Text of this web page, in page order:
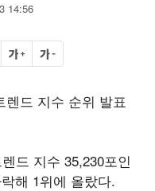
14:56
기
사
글자 크게글자 작게
렌드 지수 순위 발표
드 지수 35,230포인
해 1위에 올랐다.